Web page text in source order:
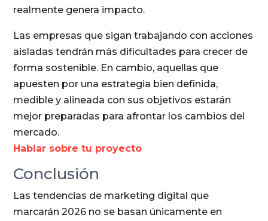
realmente genera impacto.
Las empresas que sigan trabajando con acciones
aisladas tendrán más dificultades para crecer de
forma sostenible. En cambio, aquellas que
apuesten por una estrategia bien definida,
medible y alineada con sus objetivos estarán
mejor preparadas para afrontar los cambios del
mercado.
Hablar sobre tu proyecto
Conclusión
Las tendencias de marketing digital que
marcarán 2026 no se basan únicamente en